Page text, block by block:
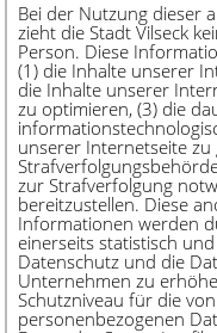
Bei der Nutzung dieser
zieht die Stadt Vilseck
Person. Diese
(1) die Inhalte unserer
die Inhalte unserer
zu optimieren, (3) die
unserer Internetseite zu
zur Strafverfolgung
bereitzustellen. Diese
Informationen werden
einerseits statistisch
Datenschutz und die
Unternehmen zu
Schutzniveau für die
personenbezogenen